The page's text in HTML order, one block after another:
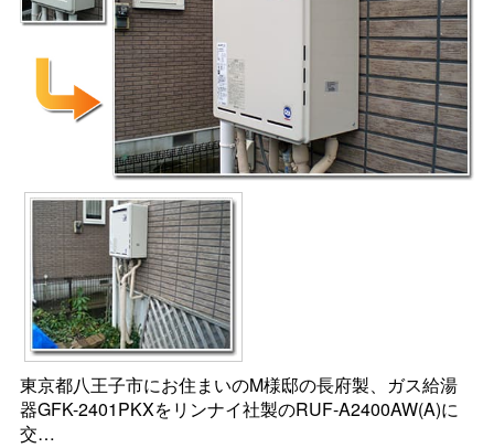
東京都八王子市にお住まいのM様邸の長府製、ガス給湯
器GFK-2401PKXをリンナイ社製のRUF-A2400AW(A)に
交…